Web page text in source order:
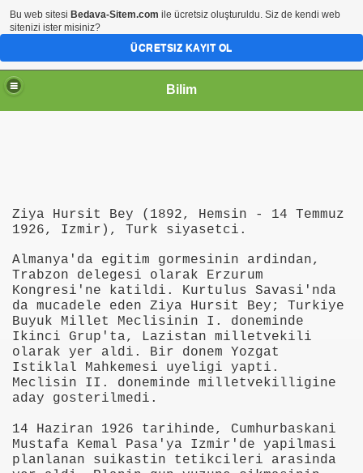
Bilim
Ziya Hursit Bey (1892, Hemsin - 14 Temmuz
1926, Izmir), Turk siyasetci.
Almanya'da egitim gormesinin ardindan,
Trabzon delegesi olarak Erzurum
Kongresi'ne katildi. Kurtulus Savasi'nda
da mucadele eden Ziya Hursit Bey; Turkiye
Buyuk Millet Meclisinin I. doneminde
Ikinci Grup'ta, Lazistan milletvekili
olarak yer aldi. Bir donem Yozgat
Istiklal Mahkemesi uyeligi yapti.
Meclisin II. doneminde milletvekilligine
aday gosterilmedi.
14 Haziran 1926 tarihinde, Cumhurbaskani
Mustafa Kemal Pasa'ya Izmir'de yapilmasi
planlanan suikastin tetikcileri arasinda
Bu web sitesi Bedava-Sitem.com ile ücretsiz oluşturuldu. Siz de kendi web
sitenizi ister misiniz?
ÜCRETSIZ KAYIT OL